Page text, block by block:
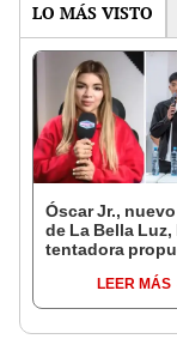
LO MÁS VISTO
Óscar Jr.,
de La Bella Luz,
tentadora
denuncia por
tocamientos:
LEER MÁS